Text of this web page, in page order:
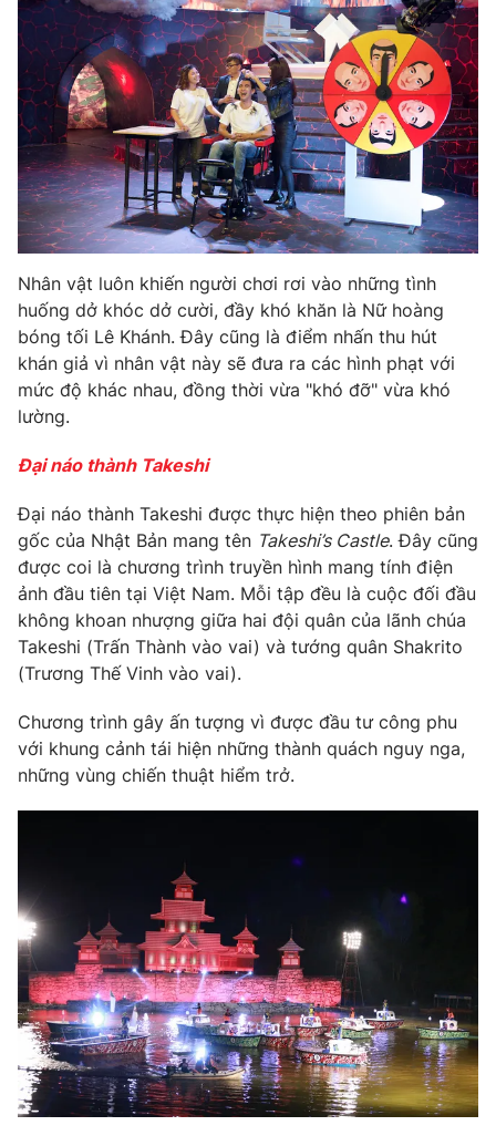
Nhân vật luôn khiến người chơi rơi vào những tình
huống dở khóc dở cười, đầy khó khăn là Nữ hoàng
bóng tối Lê Khánh. Đây cũng là điểm nhấn thu hút
khán giả vì nhân vật này sẽ đưa ra các hình phạt với
mức độ khác nhau, đồng thời vừa "khó đỡ" vừa khó
lường.
Đại náo thành Takeshi
Đại náo thành Takeshi được thực hiện theo phiên bản
gốc của Nhật Bản mang tên Takeshi’s Castle. Đây cũng
được coi là chương trình truyền hình mang tính điện
ảnh đầu tiên tại Việt Nam. Mỗi tập đều là cuộc đối đầu
không khoan nhượng giữa hai đội quân của lãnh chúa
Takeshi (Trấn Thành vào vai) và tướng quân Shakrito
(Trương Thế Vinh vào vai).
Chương trình gây ấn tượng vì được đầu tư công phu
với khung cảnh tái hiện những thành quách nguy nga,
những vùng chiến thuật hiểm trở.